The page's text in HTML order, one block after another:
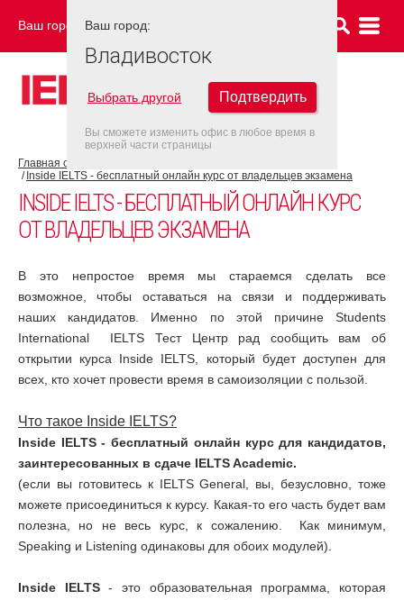
Ваш город: ВЛАДИВОСТОК
Главная страница
Inside IELTS - бесплатный онлайн курс от владельцев экзамена
INSIDE IELTS - БЕСПЛАТНЫЙ ОНЛАЙН КУРС
ОТ ВЛАДЕЛЬЦЕВ ЭКЗАМЕНА
В это непростое время мы стараемся сделать все
возможное, чтобы оставаться на связи и поддерживать
наших кандидатов. Именно по этой причине Students
International IELTS Тест Центр рад сообщить вам об
открытии курса Inside IELTS, который будет доступен для
всех, кто хочет провести время в самоизоляции с пользой.
Что такое Inside IELTS?
Inside IELTS - бесплатный онлайн курс для кандидатов,
заинтересованных в сдаче IELTS Academic.
(если вы готовитесь к IELTS General, вы, безусловно, тоже
можете присоединиться к курсу. Какая-то его часть будет вам
полезна, но не весь курс, к сожалению. Как минимум,
Speaking и Listening одинаковы для обоих модулей).
Inside IELTS- это образовательная программа, которая
Ваш город:
Владивосток
Выбрать другой Подтвердить
Вы сможете изменить офис в любое время в
верхней части страницы